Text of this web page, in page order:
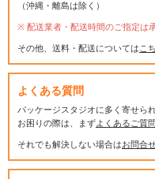
（沖縄・離島は除く）
配送業者・配送時間のご指定は
その他、送料・配送については こ
よくある質問
パッケージスタジオに多く寄せら
お困りの際は、まずよくあるご質問
それでも解決しない場合はお問合